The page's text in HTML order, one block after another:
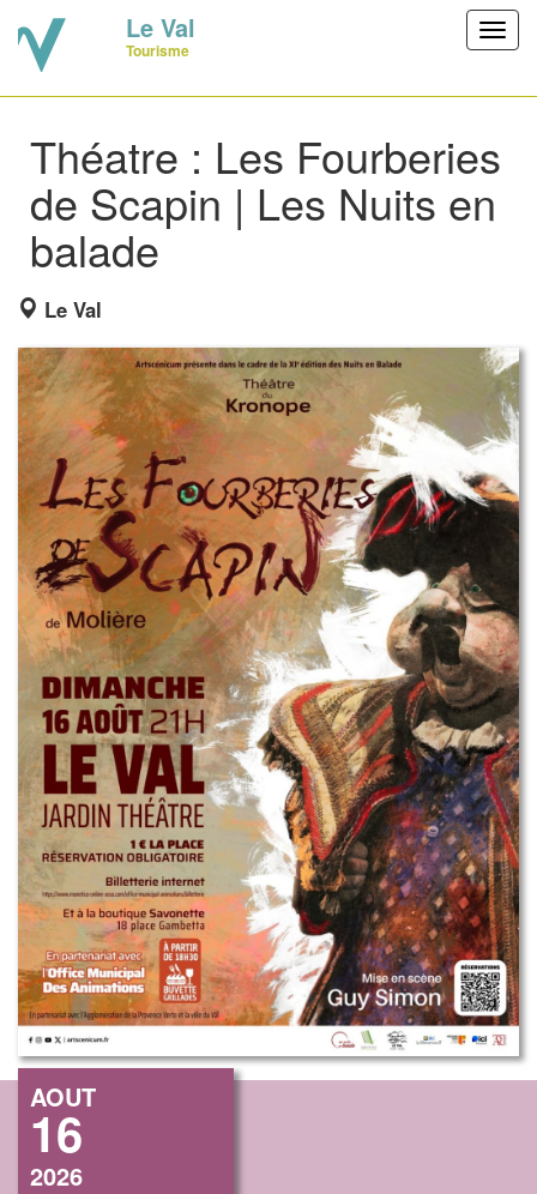
Le Val
Tourisme
Théatre : Les Fourberies
de Scapin | Les Nuits en
balade
Le Val
AOUT
16
2026